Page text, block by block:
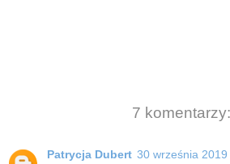
7 komentarzy:
Patrycja Dubert 30 września 2019